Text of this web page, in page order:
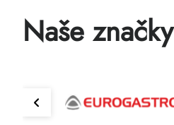
Naše značky